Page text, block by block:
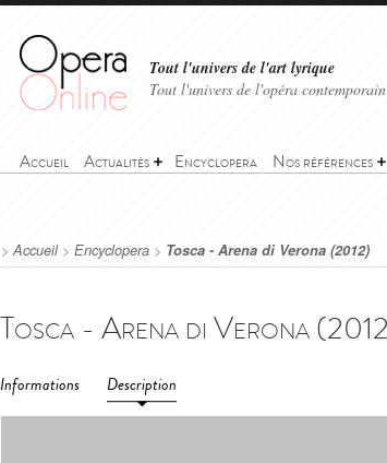
Tout l'univers de l'art lyrique
Tout l'univers de l'opéra contemporain
Accueil Actualités Encyclopera Nos références
>Accueil> Encyclopera > Tosca - Arena di Verona (2012)
Informations Description